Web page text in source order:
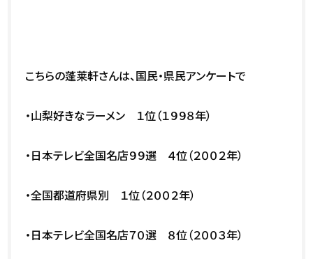
こちらの蓬莱軒さんは、国民・県民アンケートで
・山梨好きなラーメン １位（１９９８年）
・日本テレビ全国名店９９選 ４位（２００２年）
・全国都道府県別 １位（２００２年）
・日本テレビ全国名店７０選 ８位（２００３年）